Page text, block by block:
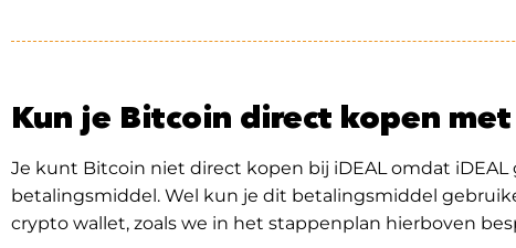
Kun je Bitcoin direct kopen met
Je kunt Bitcoin niet direct kopen bij iDEAL omdat iDEAL
betalingsmiddel. Wel kun je dit betalingsmiddel
crypto wallet, zoals we in het stappenplan hierboven